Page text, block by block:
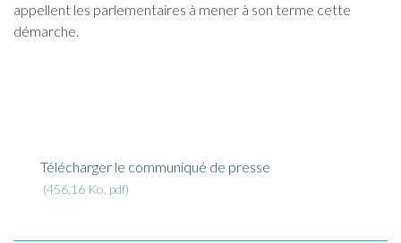
appellent les parlementaires à mener à son terme cette
démarche.
Télécharger le communiqué de presse
456,16 Ko, pdf